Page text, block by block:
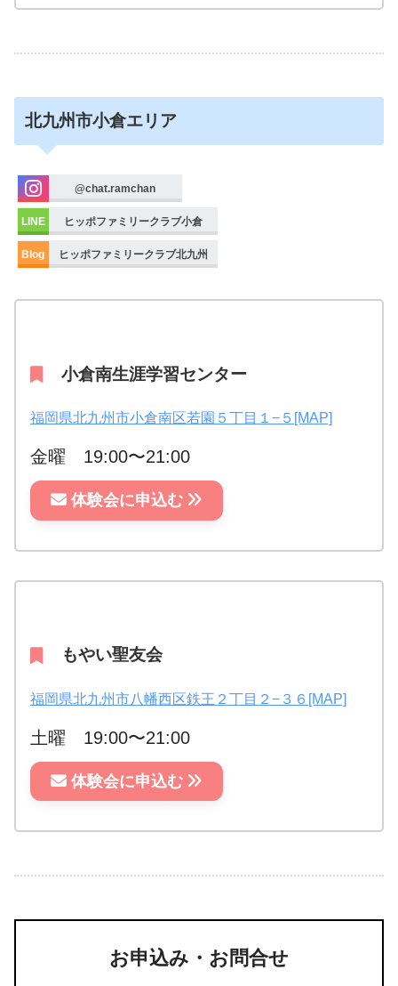
北九州市小倉エリア
@chat.ramchan
LINE ヒッポファミリークラブ小倉
Blog ヒッポファミリークラブ北九州
小倉南生涯学習センター
福岡県北九州市小倉南区若園５丁目１−５[MAP]
金曜 19:00〜21:00
体験会に申込む
もやい聖友会
福岡県北九州市八幡西区鉄王２丁目２−３６[MAP]
土曜 19:00〜21:00
体験会に申込む
お申込み・お問合せ